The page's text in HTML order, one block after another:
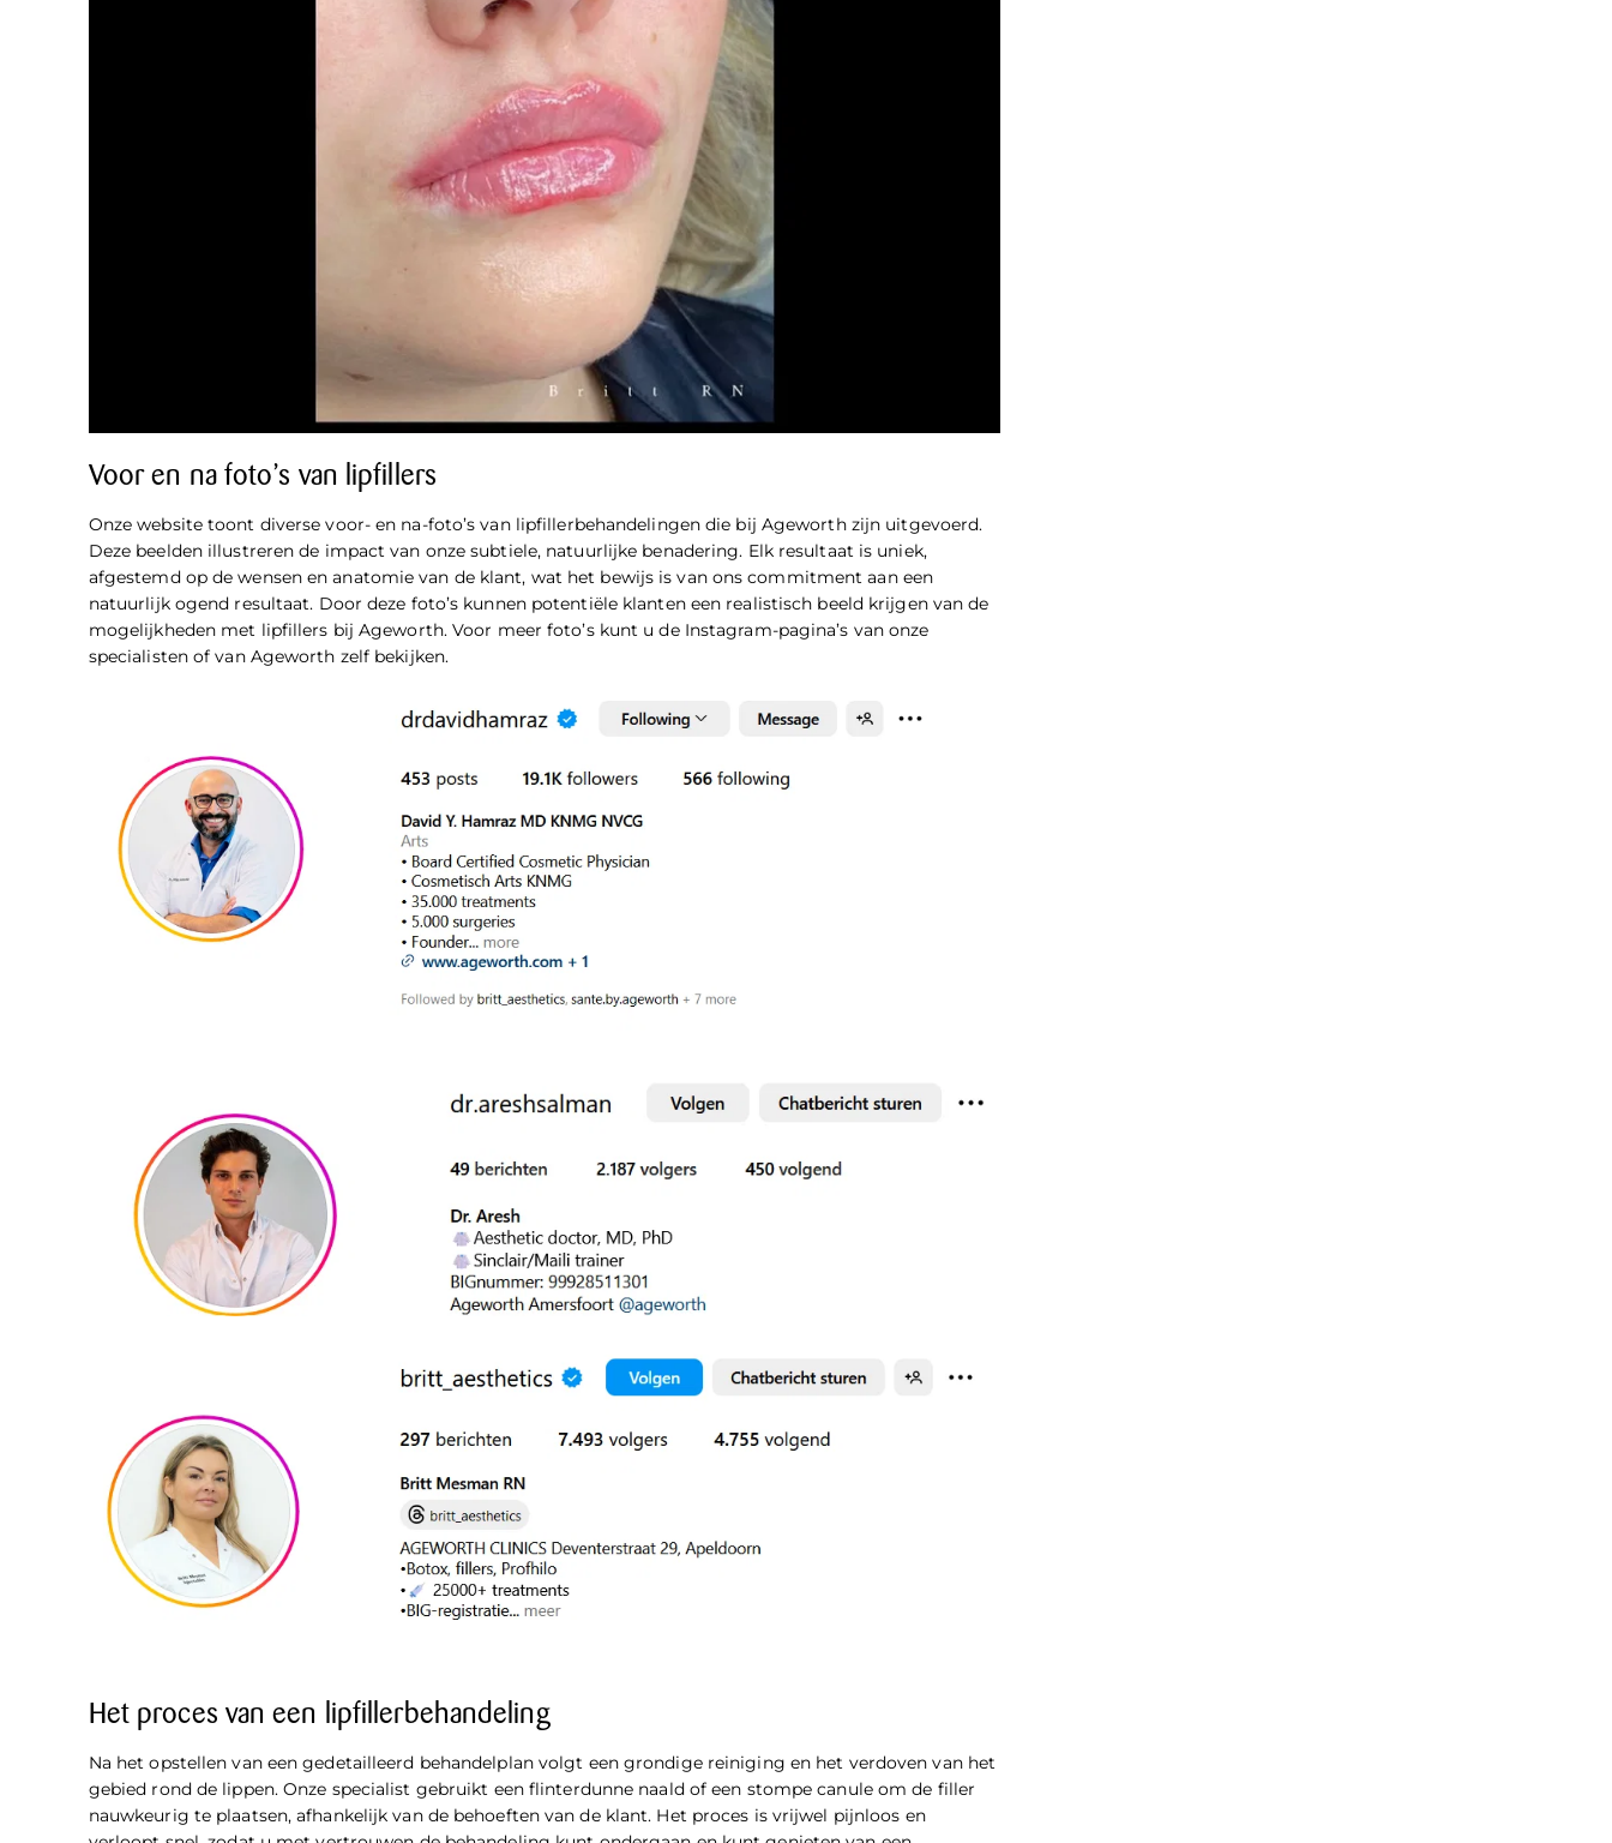
Voor en na foto’s van lipfillers
Onze website toont diverse voor- en na-foto’s van lipfillerbehandelingen die bij Ageworth zijn uitgevoerd.
Deze beelden illustreren de impact van onze subtiele, natuurlijke benadering. Elk resultaat is uniek,
afgestemd op de wensen en anatomie van de klant, wat het bewijs is van ons commitment aan een
natuurlijk ogend resultaat. Door deze foto’s kunnen potentiële klanten een realistisch beeld krijgen van de
mogelijkheden met lipfillers bij Ageworth. Voor meer foto’s kunt u de Instagram-pagina’s van onze
specialisten of van Ageworth zelf bekijken.
Het proces van een lipfillerbehandeling
Na het opstellen van een gedetailleerd behandelplan volgt een grondige reiniging en het verdoven van het
gebied rond de lippen. Onze specialist gebruikt een flinterdunne naald of een stompe canule om de filler
nauwkeurig te plaatsen, afhankelijk van de behoeften van de klant. Het proces is vrijwel pijnloos en